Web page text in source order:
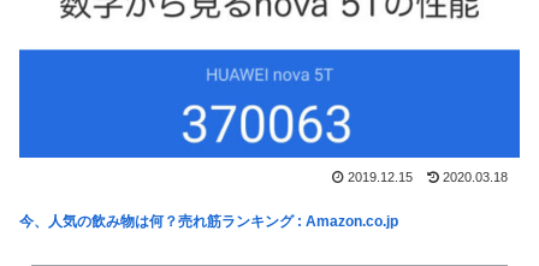
2019.12.15 2020.03.18
今、人気の飲み物は何？売れ筋ランキング : Amazon.co.jp